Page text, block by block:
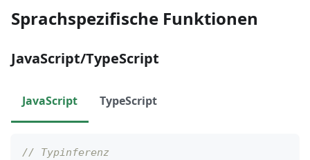
Sprachspezifische Funktionen
JavaScript/TypeScript
JavaScript TypeScript
// Typinferenz